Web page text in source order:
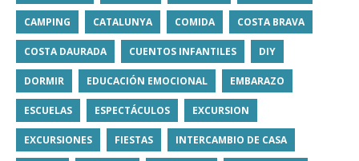
CAMPING CATALUNYA COMIDA COSTA BRAVA
COSTA DAURADA CUENTOS INFANTILES DIY
DORMIR EDUCACIÓN EMOCIONAL EMBARAZO
ESCUELAS ESPECTÁCULOS EXCURSION
EXCURSIONES FIESTAS INTERCAMBIO DE CASA